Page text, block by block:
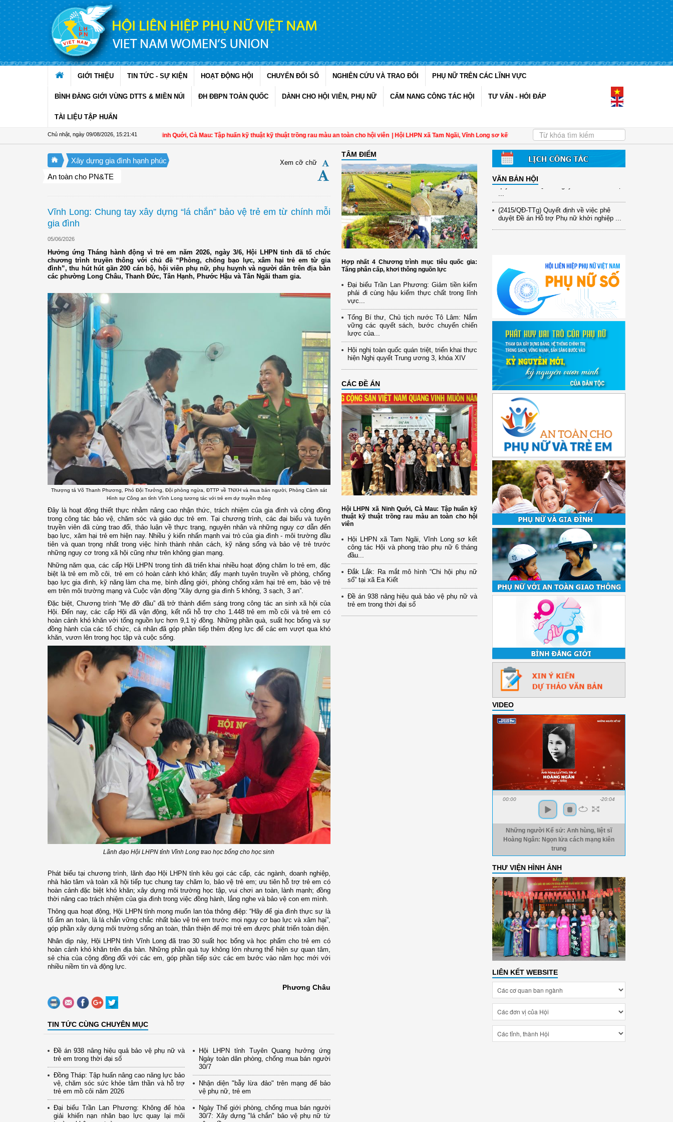
Truy cập nội dung luôn
GIỚI THIỆU TIN TỨC - SỰ KIỆN HOẠT ĐỘNG HỘI CHUYỂN ĐỔI SỐ NGHIÊN CỨU VÀ TRAO ĐỔI PHỤ NỮ TRÊN CÁC LĨNH VỰC
BÌNH ĐẲNG GIỚI VÙNG DTTS & MIỀN NÚI ĐH ĐBPN TOÀN QUỐC DÀNH CHO HỘI VIÊN, PHỤ NỮ CẨM NANG CÔNG TÁC HỘI TƯ VẤN - HỎI ĐÁP
TÀI LIỆU TẬP HUẤN
Chủ nhật, ngày 09/08/2026 15:21:42
Hội LHPN xã Ninh Quới, Cà Mau: Tập huấn kỹ thuật kỹ thuật trồng rau màu an toàn cho hội viên | Hội LHPN xã Tam Ngãi, Vĩnh Long sơ kết công tác Hội và phong trào phụ nữ 6 tháng đầu năm 2026
Xây dựng gia đình hạnh phúc
An toàn cho PN&TE
Xem cỡ chữ
Vĩnh Long: Chung tay xây dựng “lá chắn” bảo vệ trẻ em từ chính mỗi
gia đình
05/06/2026
Hưởng ứng Tháng hành động vì trẻ em năm 2026, ngày 3/6, Hội LHPN tỉnh đã tổ chức
chương trình truyền thông với chủ đề “Phòng, chống bạo lực, xâm hại trẻ em từ gia
đình”, thu hút hút gần 200 cán bộ, hội viên phụ nữ, phụ huynh và người dân trên địa bàn
các phường Long Châu, Thanh Đức, Tân Hạnh, Phước Hậu và Tân Ngãi tham gia.
Thượng tá Võ Thanh Phương, Phó Đội Trưởng, Đội phòng ngừa, ĐTTP về TNXH và mua bán người, Phòng Cảnh sát
Hình sự Công an tỉnh Vĩnh Long tương tác với trẻ em dự truyền thông
Đây là hoạt động thiết thực nhằm nâng cao nhận thức, trách nhiệm của gia đình và cộng đồng
trong công tác bảo vệ, chăm sóc và giáo dục trẻ em. Tại chương trình, các đại biểu và tuyên
truyền viên đã cùng trao đổi, thảo luận về thực trạng, nguyên nhân và những nguy cơ dẫn đến
bạo lực, xâm hại trẻ em hiện nay. Nhiều ý kiến nhấn mạnh vai trò của gia đình - môi trường đầu
tiên và quan trọng nhất trong việc hình thành nhân cách, kỹ năng sống và bảo vệ trẻ trước
những nguy cơ trong xã hội cũng như trên không gian mạng.
Những năm qua, các cấp Hội LHPN trong tỉnh đã triển khai nhiều hoạt động chăm lo trẻ em, đặc
biệt là trẻ em mồ côi, trẻ em có hoàn cảnh khó khăn; đẩy mạnh tuyên truyền về phòng, chống
bạo lực gia đình, kỹ năng làm cha mẹ, bình đẳng giới, phòng chống xâm hại trẻ em, bảo vệ trẻ
em trên môi trường mạng và Cuộc vận động “Xây dựng gia đình 5 không, 3 sạch, 3 an”.
Đặc biệt, Chương trình “Mẹ đỡ đầu” đã trở thành điểm sáng trong công tác an sinh xã hội của
Hội. Đến nay, các cấp Hội đã vận động, kết nối hỗ trợ cho 1.448 trẻ em mồ côi và trẻ em có
hoàn cảnh khó khăn với tổng nguồn lực hơn 9,1 tỷ đồng. Những phần quà, suất học bổng và sự
đồng hành của các tổ chức, cá nhân đã góp phần tiếp thêm động lực để các em vượt qua khó
khăn, vươn lên trong học tập và cuộc sống.
Lãnh đạo Hội LHPN tỉnh Vĩnh Long trao học bổng cho học sinh
Phát biểu tại chương trình, lãnh đạo Hội LHPN tỉnh kêu gọi các cấp, các ngành, doanh nghiệp,
nhà hảo tâm và toàn xã hội tiếp tục chung tay chăm lo, bảo vệ trẻ em; ưu tiên hỗ trợ trẻ em có
hoàn cảnh đặc biệt khó khăn; xây dựng môi trường học tập, vui chơi an toàn, lành mạnh; đồng
thời nâng cao trách nhiệm của gia đình trong việc đồng hành, lắng nghe và bảo vệ con em mình.
Thông qua hoạt động, Hội LHPN tỉnh mong muốn lan tỏa thông điệp: “Hãy để gia đình thực sự là
tổ ấm an toàn, là lá chắn vững chắc nhất bảo vệ trẻ em trước mọi nguy cơ bạo lực và xâm hại”,
góp phần xây dựng môi trường sống an toàn, thân thiện để mọi trẻ em được phát triển toàn diện.
Nhân dịp này, Hội LHPN tỉnh Vĩnh Long đã trao 30 suất học bổng và học phẩm cho trẻ em có
hoàn cảnh khó khăn trên địa bàn. Những phần quà tuy không lớn nhưng thể hiện sự quan tâm,
sẻ chia của cộng đồng đối với các em, góp phần tiếp sức các em bước vào năm học mới với
nhiều niềm tin và động lực.
Phương Châu
TIN TỨC CÙNG CHUYÊN MỤC
Đề án 938 nâng hiệu quả bảo vệ phụ nữ và
trẻ em trong thời đại số
Đồng Tháp: Tập huấn nâng cao năng lực bảo
vệ, chăm sóc sức khỏe tâm thần và hỗ trợ
trẻ em mồ côi năm 2026
Đại biểu Trần Lan Phương: Không để hòa
giải khiến nạn nhân bạo lực quay lại môi
Hội LHPN tỉnh Tuyên Quang hưởng ứng
Ngày toàn dân phòng, chống mua bán người
30/7
Nhận diện "bẫy lừa đảo" trên mạng để bảo
vệ phụ nữ, trẻ em
Ngày Thế giới phòng, chống mua bán người
30/7: Xây dựng "lá chắn" bảo vệ phụ nữ từ
TÂM ĐIỂM
Hợp nhất 4 Chương trình mục tiêu quốc gia:
Tăng phân cấp, khơi thông nguồn lực
Đại biểu Trần Lan Phương: Giảm tiền kiểm
phải đi cùng hậu kiểm thực chất trong lĩnh
vực...
Tổng Bí thư, Chủ tịch nước Tô Lâm: Nắm
vững các quyết sách, bước chuyển chiến
lược của...
Hội nghị toàn quốc quán triệt, triển khai thực
hiện Nghị quyết Trung ương 3, khóa XIV
CÁC ĐỀ ÁN
Hội LHPN xã Ninh Quới, Cà Mau: Tập huấn kỹ
thuật kỹ thuật trồng rau màu an toàn cho hội
viên
Hội LHPN xã Tam Ngãi, Vĩnh Long sơ kết
công tác Hội và phong trào phụ nữ 6 tháng
đầu...
Đắk Lắk: Ra mắt mô hình “Chi hội phụ nữ
số” tại xã Ea Kiết
Đề án 938 nâng hiệu quả bảo vệ phụ nữ và
trẻ em trong thời đại số
VĂN BẢN HỘI
(12/TB-HĐKH) V/v đăng ký, đề xuất nhiệm
vụ Khoa học, công nghệ và đổi mới ...
(417/QĐ-BNNMT) Quyết định phê duyệt
Chương trình mục tiêu quốc gia xây dựng
...
quyết số 72-NQ/TW ngày 9/9/2025 của Bộ
...
(2415/QĐ-TTg) Quyết định về việc phê
duyệt Đề án Hỗ trợ Phụ nữ khởi nghiệp ...
VIDEO
00:00 -20:04
Những người Kể sử: Anh hùng, liệt sĩ
Hoàng Ngân: Ngọn lửa cách mạng kiên
trung
THƯ VIỆN HÌNH ẢNH
LIÊN KẾT WEBSITE